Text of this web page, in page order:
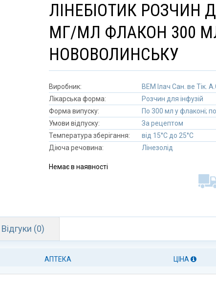
ЛІНЕБІОТИК РОЗЧИН
МГ/МЛ ФЛАКОН 300
НОВОВОЛИНСЬКУ
Виробник:
ВЕМ Ілач Сан. ве Тік.
Лікарська форма:
Розчин для інфузій
Форма випуску:
По 300 мл у флаконі;
Умови відпуску:
За рецептом
Температура зберігання:
від 15°C до 25°C
Діюча речовина:
Лінезолід
Немає в наявності
Відгуки (0)
АПТЕКА ЦІНА